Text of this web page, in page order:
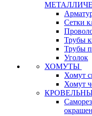
Сетки
Трубы
Трубы
Уголок
ХОМУТЫ
Хомут
Хомут